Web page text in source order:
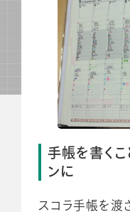
手帳を書く
ンに
スコラ手帳を渡